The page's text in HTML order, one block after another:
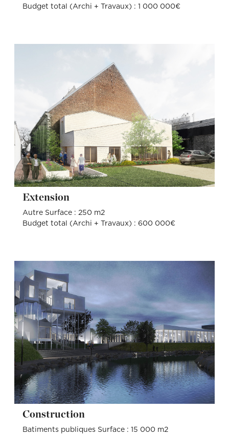
Budget total (Archi + Travaux) : 1 000 000€
Extension
Autre Surface : 250 m2
Budget total (Archi + Travaux) : 600 000€
Construction
Batiments publiques Surface : 15 000 m2